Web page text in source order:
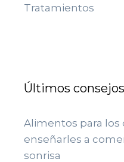
Tratamientos
Últimos consejos
Alimentos para los
enseñarles a
sonrisa